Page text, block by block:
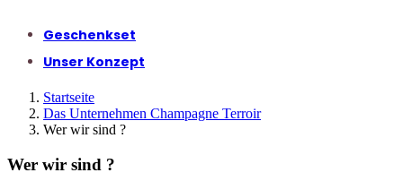
Geschenkset
Unser Konzept
Startseite
Das Unternehmen Champagne Terroir
Wer wir sind ?
Wer wir sind ?